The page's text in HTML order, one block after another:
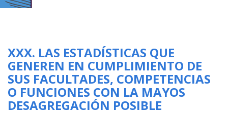
XXX. LAS ESTADÍSTICAS QUE
GENEREN EN CUMPLIMIENTO DE
SUS FACULTADES, COMPETENCIAS
O FUNCIONES CON LA MAYOS
DESAGREGACIÓN POSIBLE